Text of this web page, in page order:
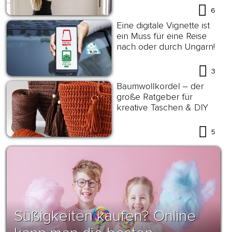
6
Eine digitale Vignette ist
ein Muss für eine Reise
nach oder durch Ungarn!
3
Baumwollkordel – der
große Ratgeber für
kreative Taschen & DIY
5
Süßigkeiten kaufen? Online